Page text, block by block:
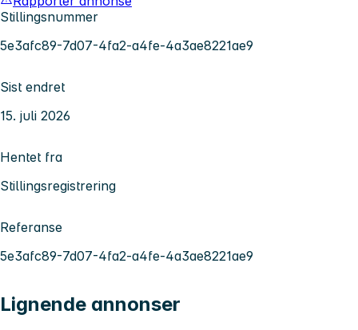
Stillingsnummer
5e3afc89-7d07-4fa2-a4fe-4a3ae8221ae9
Sist endret
15. juli 2026
Hentet fra
Stillingsregistrering
Referanse
5e3afc89-7d07-4fa2-a4fe-4a3ae8221ae9
Lignende annonser